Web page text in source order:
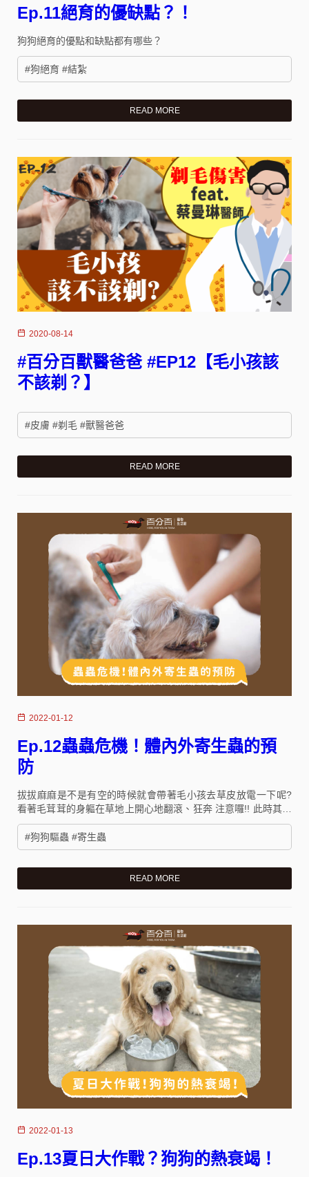
Ep.11絕育的優缺點？！
狗狗絕育的優點和缺點都有哪些？
#狗絕育 #結紮
READ MORE
2020-08-14
#百分百獸醫爸爸 #EP12【毛小孩該
不該剃？】
#皮膚 #剃毛 #獸醫爸爸
READ MORE
2022-01-12
Ep.12蟲蟲危機！體內外寄生蟲的預
防
拔拔麻麻是不是有空的時候就會帶著毛小孩去草皮放電一下呢?
看著毛茸茸的身軀在草地上開心地翻滾、狂奔 注意囉!! 此時其實
無數危機潛伏其中，草地寄生蟲的一大溫床，該如何避免才好
呢?
#狗狗驅蟲 #寄生蟲
READ MORE
2022-01-13
Ep.13夏日大作戰？狗狗的熱衰竭！